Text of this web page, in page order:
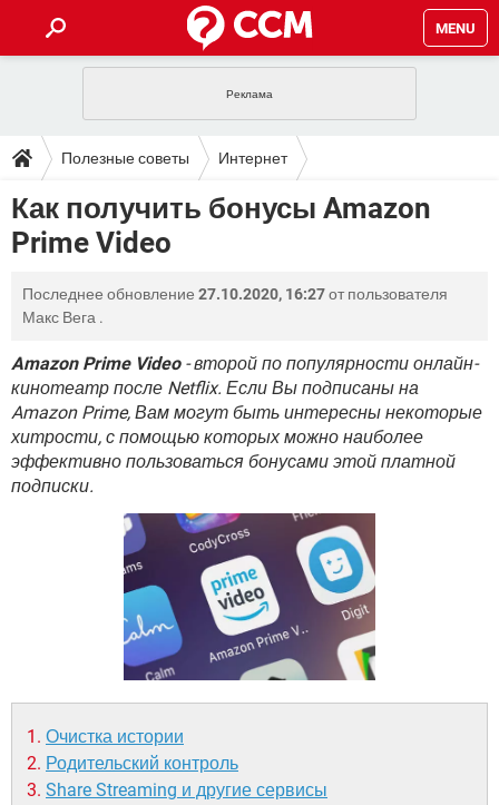
MENU
INSTAGRAM FACEBOOK
ИГРЫ WINDOWS 10
ВКОНТАКТЕ
ПОЛЕЗНЫЕ СОВЕТЫ
TIKTOK TELEGRAM
WHATSAPP INSTAGRAM
WINDOWS 10 ВКОНТАКТЕ
YANDEX
ЗАГРУЗКИ
TIKTOK
FACEBOOK
WINDOWS 10
ВИДЕО GOOGLE
YANDEX
ФОРУМ
TIKTOK TELEGRAM
FACEBOOK ИГРЫ
WINDOWS 10 ВКОНТАКТЕ
ВИДЕО
YANDEX
ЭНЦИКЛОПЕДИЯ
WHATSAPP INSTAGRAM
FACEBOOK ИГРЫ
WINDOWS 10 ВКОНТАКТЕ
Полезные советы Интернет
Как получить бонусы Amazon
Prime Video
Последнее обновление 27.10.2020, 16:27от пользователя
Макс Вега .
Amazon Prime Video- второй по популярности онлайн-
кинотеатр после Netflix. Если Вы подписаны на
Amazon Prime, Вам могут быть интересны некоторые
хитрости, с помощью которых можно наиболее
эффективно пользоваться бонусами этой платной
подписки.
Очистка истории
Родительский контроль
Share Streaming и другие сервисы